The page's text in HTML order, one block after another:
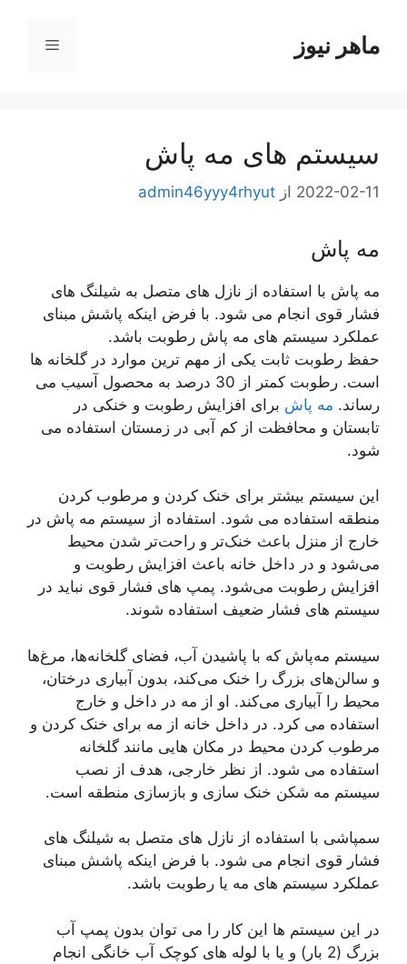
محتواماهر نیوز فهرست
سیستم های مه پاش
2022-02-11 از admin46yyy4rhyut
مه پاش
مه پاش با استفاده از نازل های متصل به شیلنگ های
فشار قوی انجام می شود. با فرض اینکه پاشش مبنای
عملکرد سیستم های مه پاش رطوبت باشد.
حفظ رطوبت ثابت یکی از مهم ترین موارد در گلخانه ها
است. رطوبت کمتر از 30 درصد به محصول آسیب می
رساند. مه پاش برای افزایش رطوبت و خنکی در
تابستان و محافظت از کم آبی در زمستان استفاده می
شود.
این سیستم بیشتر برای خنک کردن و مرطوب کردن
منطقه استفاده می شود. استفاده از سیستم مه پاش در
خارج از منزل باعث خنک‌تر و راحت‌تر شدن محیط
می‌شود و در داخل خانه باعث افزایش رطوبت و
افزایش رطوبت می‌شود. پمپ های فشار قوی نباید در
سیستم های فشار ضعیف استفاده شوند.
سیستم مه‌پاش که با پاشیدن آب، فضای گلخانه‌ها، مرغ‌ها
و سالن‌های بزرگ را خنک می‌کند، بدون آبیاری درختان،
محیط را آبیاری می‌کند. او از مه در داخل و خارج
استفاده می کرد. در داخل خانه از مه برای خنک کردن و
مرطوب کردن محیط در مکان هایی مانند گلخانه
استفاده می شود. از نظر خارجی، هدف از نصب
سیستم مه شکن خنک سازی و بازسازی منطقه است.
سمپاشی با استفاده از نازل های متصل به شیلنگ های
فشار قوی انجام می شود. با فرض اینکه پاشش مبنای
عملکرد سیستم های مه یا رطوبت باشد.
در این سیستم ها این کار را می توان بدون پمپ آب
بزرگ (2 بار) و یا با لوله های کوچک آب خانگی انجام